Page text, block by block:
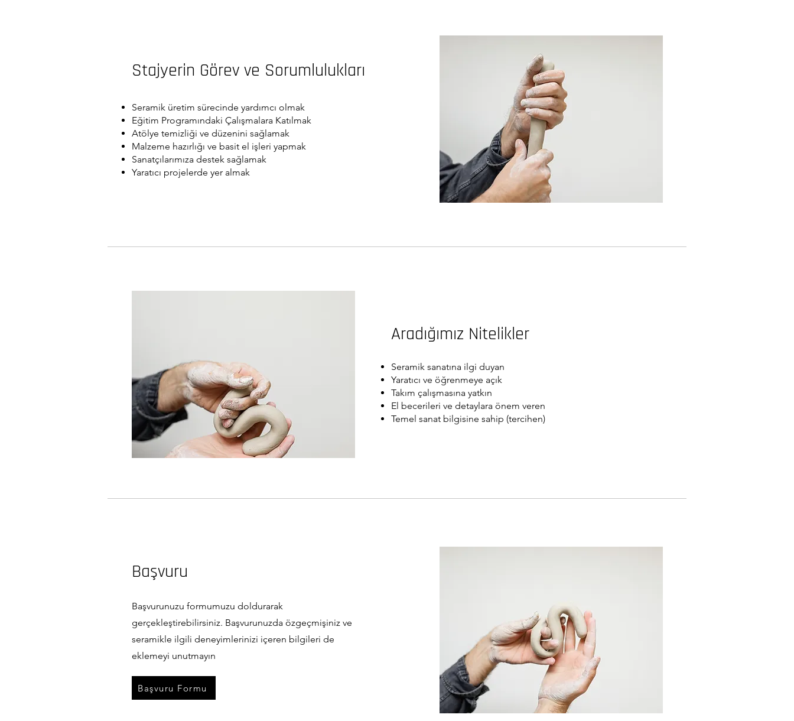
Stajyerin Görev ve Sorumlulukları
Seramik üretim sürecinde yardımcı olmak
Eğitim Programındaki Çalışmalara Katılmak
Atölye temizliği ve düzenini sağlamak
Malzeme hazırlığı ve basit el işleri yapmak
Sanatçılarımıza destek sağlamak
Yaratıcı projelerde yer almak
Aradığımız Nitelikler
Seramik sanatına ilgi duyan
Yaratıcı ve öğrenmeye açık
Takım çalışmasına yatkın
El becerileri ve detaylara önem veren
Temel sanat bilgisine sahip (tercihen)
Başvuru
Başvurunuzu formumuzu doldurarak
gerçekleştirebilirsiniz. Başvurunuzda özgeçmişiniz ve
seramikle ilgili deneyimlerinizi içeren bilgileri de
eklemeyi unutmayın
Başvuru Formu